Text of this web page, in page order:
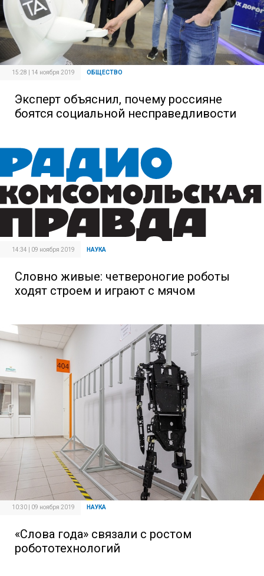
15:28 | 14 ноября 2019 ОБЩЕСТВО
Эксперт объяснил, почему россияне
боятся социальной несправедливости
14:34 | 09 ноября 2019 НАУКА
Словно живые: четвероногие роботы
ходят строем и играют с мячом
10:30 | 09 ноября 2019 НАУКА
«Слова года» связали с ростом
робототехнологий